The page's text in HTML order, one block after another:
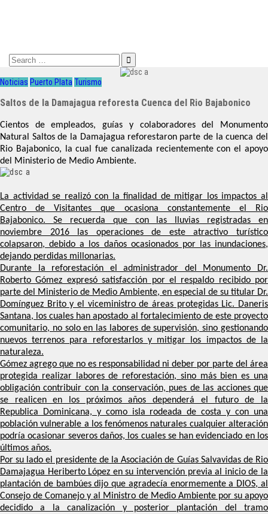
Search
for:
Noticias Puerto Plata Turismo
Saltos de la Damajagua reforesta Cuenca del Rio Bajabonico
Cientos de empleados, guías y colaboradores del Monumento
Natural Saltos de la Damajagua reforestaron parte de la cuenca del
Rio Bajabonico, la cual fue canalizada recientemente con el apoyo
del Ministerio de Medio Ambiente.
La actividad se realizó con la finalidad de mitigar los impactos al
Centro de Visitantes que ocasiona constantemente el Rio
Bajabonico. Se recuerda que con las lluvias registradas en
noviembre 2016 las operaciones de este atractivo turístico
colapsaron, debido a los daños ocasionados por las inundaciones,
dejando perdidas millonarias.
Durante la reforestación el administrador del Monumento Dr.
Roberto Gómez expresó satisfacción por el respaldo recibido por
parte del Ministerio de Medio Ambiente, en especial de su titular Dr.
Domínguez Brito y el viceministro de áreas protegidas Lic. Daneris
Santana, los cuales han apostado al fortalecimiento de este proyecto
comunitario, no solo en las labores de supervisión, sino gestionando
nuevos terrenos para reforestarlos y mitigar los impactos de la
naturaleza.
Gómez agrego que no es responsabilidad ni deber por parte del área
protegida realizar labores de reforestación, sino más bien es una
obligación contribuir con la conservación, pues de las acciones que
se realicen en los próximos años dependerá el futuro de la
Republica Dominicana, y como isla rodeada de costa y con una
población vulnerable a los fenómenos naturales cualquier alteración
podría ocasionar severos daños, los cuales se han evidenciado en los
últimos años.
Por su lado el presidente de la Asociación de Guías Salvavidas de Rio
Damajagua Heriberto López en su intervención previa al inicio de la
plantación de bambúes dijo que agradecía enormemente a DIOS, al
Consejo de Comanejo y al Ministro de Medio Ambiente por su apoyo
decidido a la canalización y posterior plantación del tramo